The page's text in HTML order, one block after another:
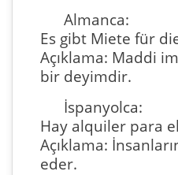
Almanca:
Es gibt Miete für
Açıklama: Maddi
bir deyimdir.
İspanyolca:
Hay alquiler para
Açıklama:
eder.